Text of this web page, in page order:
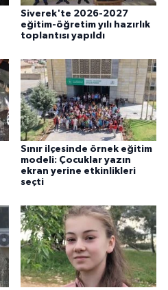
Siverek'te 2026-2027
eğitim-öğretim yılı hazırlık
toplantısı yapıldı
Sınır ilçesinde örnek eğitim
modeli: Çocuklar yazın
ekran yerine etkinlikleri
seçti